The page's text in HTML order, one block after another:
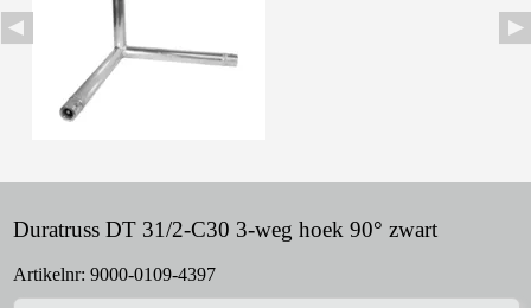
Duratruss DT 31/2-C30 3-weg hoek 90° zwart
Artikelnr: 9000-0109-4397